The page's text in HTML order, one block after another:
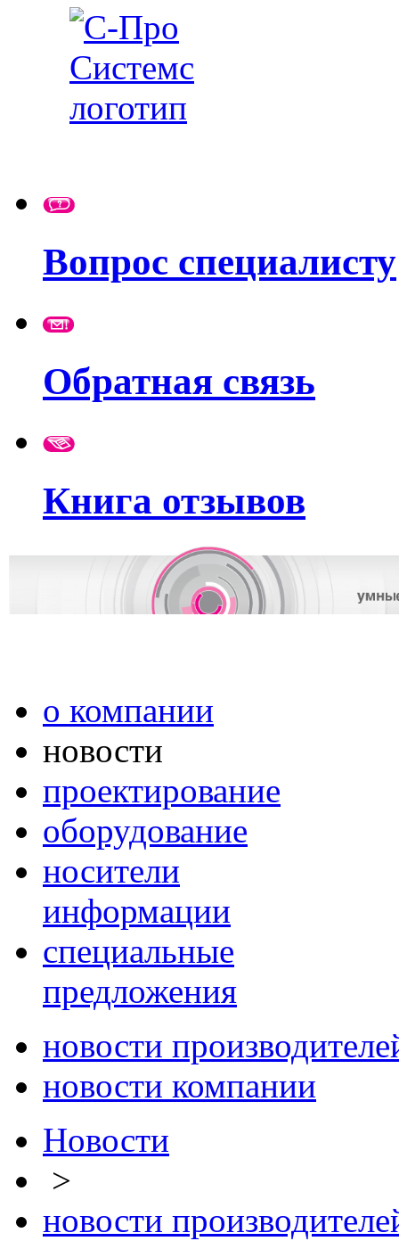
Вопрос специалисту
Обратная связь
Книга отзывов
о компании
новости
проектирование
оборудование
носители
информации
специальные
предложения
новости
новости компании
Новости
>
новости